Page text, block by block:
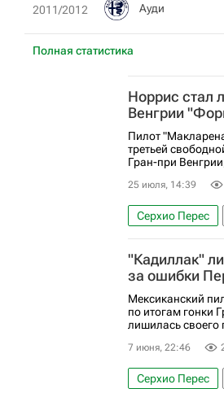
Полная статистика
2011/2012 Ауди
Норрис стал
Венгрии
Пилот
третьей
Гран-при
25 июля, 14:39
Серхио Перес
Мерседес
"Кадиллак"
за ошибки
Мексиканский
по итогам гонки
лишилась
7 июня, 22:46
Серхио Перес